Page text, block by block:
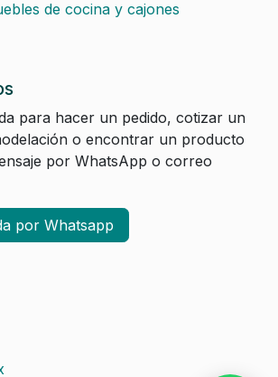
de cocina y cajones
para hacer un pedido, cotizar un
o encontrar un producto
por WhatsApp o correo
por Whatsapp